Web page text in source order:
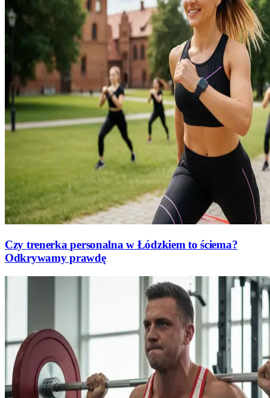
Czy trenerka personalna w Łódzkiem to ściema?
Odkrywamy prawdę